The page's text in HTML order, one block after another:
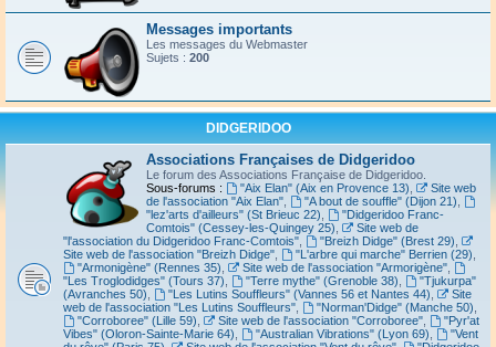
Messages importants
Les messages du Webmaster
Sujets : 200
DIDGERIDOO
Associations Françaises de Didgeridoo
Le forum des Associations Française de Didgeridoo.
Sous-forums :
"Aix Elan" (Aix en Provence 13)
Site web
de l'association "Aix Elan"
"A bout de souffle" (Dijon 21)
"lez'arts d'ailleurs" (St Brieuc 22)
"Didgeridoo Franc-
Comtois" (Cessey-les-Quingey 25)
Site web de
"l'association du Didgeridoo Franc-Comtois"
"Breizh Didge" (Brest 29)
Site web de l'association "Breizh Didge"
"L'arbre qui marche" Berrien (29)
"Armonigène" (Rennes 35)
Site web de l'association "Armorigène",
"Les Troglodidges" (Tours 37)
"Terre mythe" (Grenoble 38)
"Tjukurpa"
(Avranches 50)
"Les Lutins Souffleurs" (Vannes 56 et Nantes 44)
Site
web de l'association "Les Lutins Souffleurs"
"Norman'Didge" (Manche 50)
"Corroboree" (Lille 59)
Site web de l'association "Corroboree",
"Pyr'at
Vibes" (Oloron-Sainte-Marie 64)
"Australian Vibrations" (Lyon 69)
"Vent